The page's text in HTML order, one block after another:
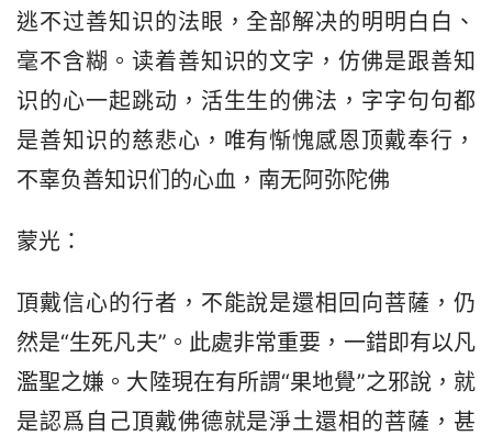
逃不过善知识的法眼，全部解决的明明白白、
毫不含糊。读着善知识的文字，仿佛是跟善知
识的心一起跳动，活生生的佛法，字字句句都
是善知识的慈悲心，唯有惭愧感恩顶戴奉行，
不辜负善知识们的心血，南无阿弥陀佛
蒙光：
頂戴信心的行者，不能說是還相回向菩薩，仍
然是“生死凡夫”。此處非常重要，一錯即有以凡
濫聖之嫌。大陸現在有所謂“果地覺”之邪說，就
是認爲自己頂戴佛德就是淨土還相的菩薩，甚